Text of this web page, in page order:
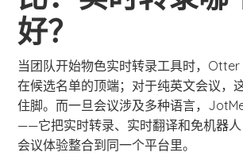
好？
当团队开始物色实时转录工具时，Otter
在候选名单的顶端；对于纯英文会议，
住脚。而一旦会议涉及多种语言，
——它把实时转录、实时翻译和免机器
会议体验整合到同一个平台里。